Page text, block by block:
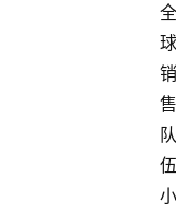
全
球
销
售
队
伍
小